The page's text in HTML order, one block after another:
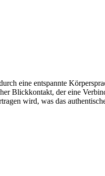
eine entspannte
Blickkontakt, der eine
wird, was das